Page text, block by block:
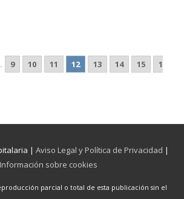
9 10 11 12 13 14 15 1
| Aviso Legal y Política de Privacidad |
Información sobre cookies
parcial o total de esta publicación sin el